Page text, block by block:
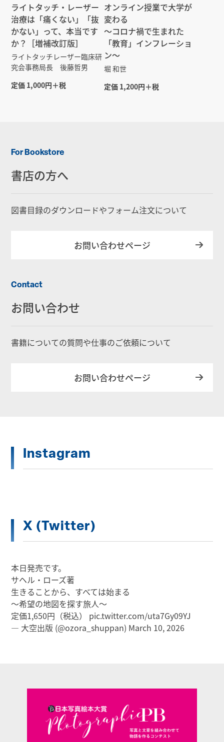
ライトタッチ・レーザー
治療は「痛くない」「抜
かない」って、本当です
か？［増補改訂版］
ライトタッチレーザー臨床研
究会事務局長 後藤哲男
定価 1,000円＋税
オンライン授業で大学が
変わる
～コロナ禍で生まれた
「教育」インフレーショ
ン～
堀 和世
定価 1,200円＋税
For Bookstore
書店の方へ
図書目録のダウンロードやフォーム注文について
お問い合わせページ
Contact
お問い合わせ
書籍についての質問や仕事のご依頼について
お問い合わせページ
Instagram
X (Twitter)
本日発売です。
サヘル・ローズ著
生きることから、すべては始まる
～希望の地図を探す旅人～
定価1,650円（税込） pic.twitter.com/uta7Gy09YJ
— 大空出版 (@ozora_shuppan) March 10, 2026